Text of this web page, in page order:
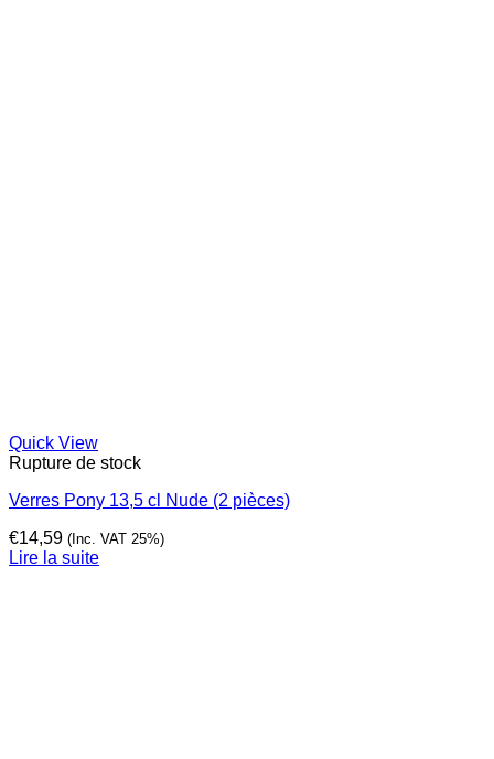
Quick View
Rupture de stock
Verres Pony 13,5 cl Nude (2 pièces)
€14,59 (Inc. VAT 25%)
Lire la suite